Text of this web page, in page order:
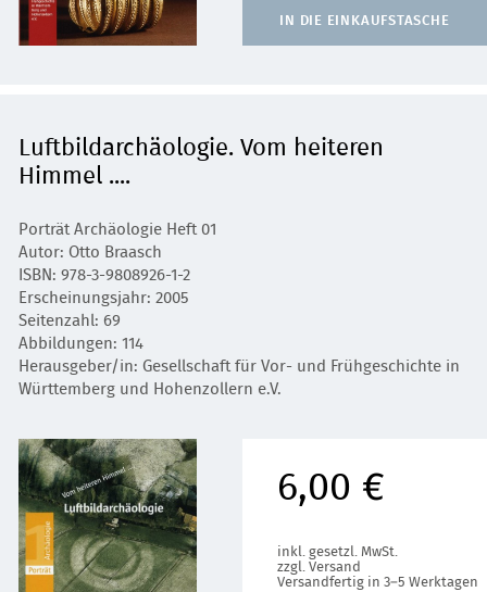
IN DIE EINKAUFSTASCHE
Luftbildarchäologie. Vom heiteren
Himmel ....
Porträt Archäologie Heft 01
Autor: Otto Braasch
ISBN: 978-3-9808926-1-2
Erscheinungsjahr: 2005
Seitenzahl: 69
Abbildungen: 114
Herausgeber/in: Gesellschaft für Vor- und Frühgeschichte in
Württemberg und Hohenzollern e.V.
6,00 €
inkl. gesetzl. MwSt.
zzgl. Versand
Versandfertig in 3–5 Werktagen